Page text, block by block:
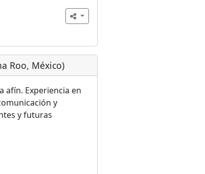
Roo, México)
afín. Experiencia en
y
y futuras